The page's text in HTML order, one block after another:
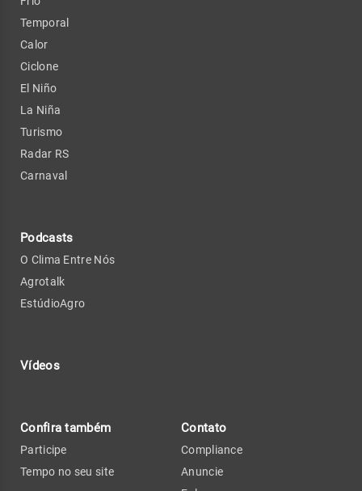
Temporal
Calor
Ciclone
El Niño
La Niña
Turismo
Radar RS
Carnaval
Podcasts
O Clima Entre Nós
Agrotalk
EstúdioAgro
Vídeos
Confira também
Participe
Tempo no seu site
Contato
Compliance
Anuncie